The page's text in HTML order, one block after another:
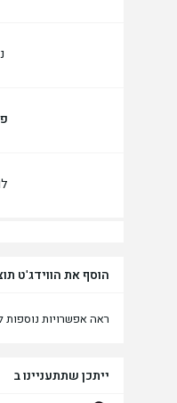
הוסף את הווידג'ט
ראה אפשרויות נוספות
ייתכן שתתעניינו ב
מעל/מתחת שערים - 90